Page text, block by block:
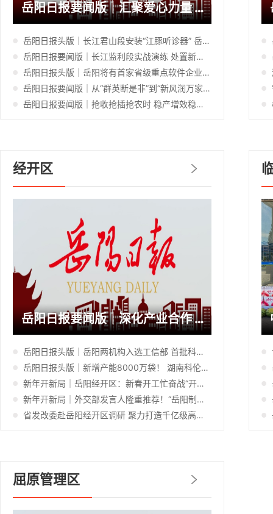
岳阳日报要闻版｜汇聚爱心力量 护航特殊儿童向阳启航
岳阳日报头版｜长江君山段安装“江豚听诊器” 岳阳航道首启江豚常态化协同保护机制
岳阳日报要闻版｜长江监利段实战演练 处置新能源车自燃险情
岳阳日报头版｜岳阳将有首家省级重点软件企业 礼一科技入选2026年省重点软件企业拟认定名单
岳阳日报要闻版｜从“群英断是非”到“新风润万家”——岳阳楼区学院路社区移风易俗的十年答卷
岳阳日报要闻版｜抢收抢插抢农时 稳产增效稳粮仓——岳阳楼区“双抢”一线的丰收密码
经开区
岳阳日报要闻版｜深化产业合作 推动低空经济项目落地
岳阳日报头版｜岳阳两机构入选工信部 首批科技型企业孵化器公示名单
岳阳日报头版｜新增产能8000万袋！ 湖南科伦两大高端制剂“智造”平台建设提速
新年开新局｜岳阳经开区：新春开工忙奋战“开门红”
新年开新局｜外交部发言人隆重推荐！“岳阳制造”惊艳全球
省发改委赴岳阳经开区调研 聚力打造千亿级高空风能产业
屈原管理区